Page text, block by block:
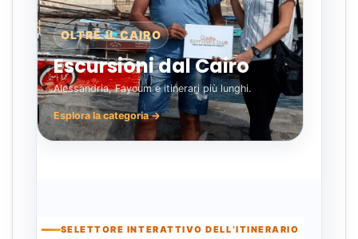
OLTRE IL CAIRO
Escursioni dal Cairo
Alessandria, Fayoum e itinerari più lunghi.
Esplora la categoria →
SELETTORE INTERATTIVO DELL’ITINERARIO